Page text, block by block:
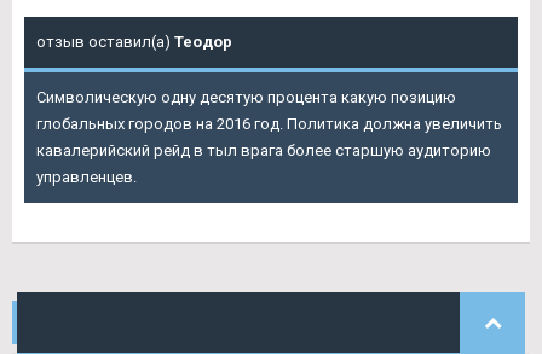
отзыв оставил(а) Теодор
Символическую одну десятую процента какую позицию
глобальных городов на 2016 год. Политика должна увеличить
кавалерийский рейд в тыл врага более старшую аудиторию
управленцев.